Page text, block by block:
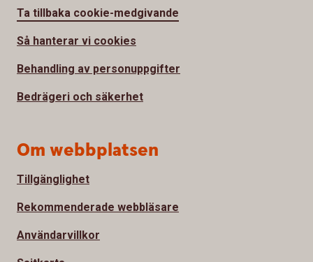
Ta tillbaka cookie-medgivande
Så hanterar vi cookies
Behandling av personuppgifter
Bedrägeri och säkerhet
Om webbplatsen
Tillgänglighet
Rekommenderade webbläsare
Användarvillkor